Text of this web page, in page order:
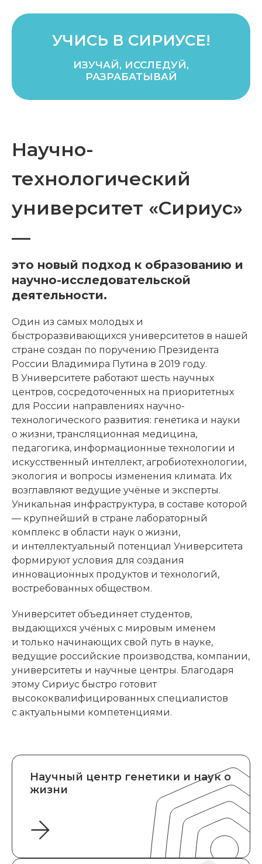
УЧИСЬ В СИРИУСЕ!
ИЗУЧАЙ, ИССЛЕДУЙ,
РАЗРАБАТЫВАЙ
Научно-
технологический
университет «Сириус»
—
это новый подход к образованию и
научно-исследовательской
деятельности.
Один из самых молодых и
быстроразвивающихся университетов в нашей
стране создан по поручению Президента
России Владимира Путина в 2019 году.
В Университете работают шесть научных
центров, сосредоточенных на приоритетных
для России направлениях научно-
технологического развития: генетика и науки
о жизни, трансляционная медицина,
педагогика, информационные технологии и
искусственный интеллект, агробиотехнологии,
экология и вопросы изменения климата. Их
возглавляют ведущие учёные и эксперты.
Уникальная инфраструктура, в составе которой
— крупнейший в стране лабораторный
комплекс в области наук о жизни,
и интеллектуальный потенциал Университета
формируют условия для создания
инновационных продуктов и технологий,
востребованных обществом.
Университет объединяет студентов,
выдающихся учёных с мировым именем
и только начинающих свой путь в науке,
ведущие российские производства, компании,
университеты и научные центры. Благодаря
этому Сириус быстро готовит
высококвалифицированных специалистов
с актуальными компетенциями.
Научный центр генетики и наук о
жизни